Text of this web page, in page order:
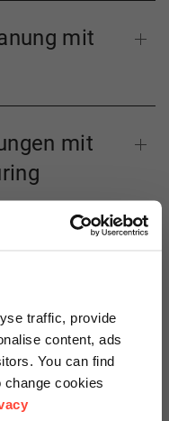
traffic, provide
content, ads
You can find
change cookies
mit
mit
mit